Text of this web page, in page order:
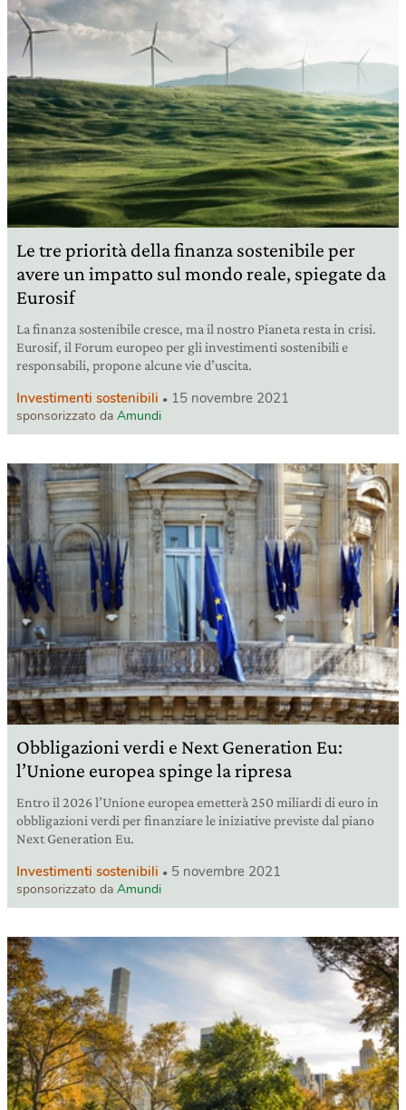
Le tre priorità della finanza sostenibile per
avere un impatto sul mondo reale, spiegate da
Eurosif
La finanza sostenibile cresce, ma il nostro Pianeta resta in crisi.
Eurosif, il Forum europeo per gli investimenti sostenibili e
responsabili, propone alcune vie d’uscita.
Investimenti sostenibili 15 novembre 2021
sponsorizzato da Amundi
Obbligazioni verdi e Next Generation Eu:
l’Unione europea spinge la ripresa
Entro il 2026 l’Unione europea emetterà 250 miliardi di euro in
obbligazioni verdi per finanziare le iniziative previste dal piano
Next Generation Eu.
Investimenti sostenibili 5 novembre 2021
sponsorizzato da Amundi